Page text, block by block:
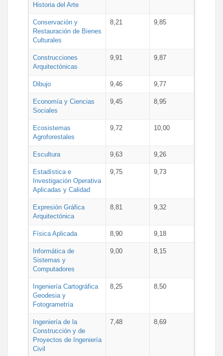
Historia del Arte
Conservación y
Restauración de Bienes
Culturales
8,21 9,85
Construcciones
Arquitectónicas
9,91 9,87
Dibujo 9,46 9,77
Economía y Ciencias
Sociales
9,45 8,95
Ecosistemas
Agroforestales
9,72 10,00
Escultura 9,63 9,26
Estadística e
Investigación Operativa
Aplicadas y Calidad
9,75 9,73
Expresión Gráfica
Arquitectónica
8,81 9,32
Física Aplicada 8,90 9,18
Informática de
Sistemas y
Computadores
9,00 8,15
Ingeniería Cartográfica
Geodesia y
Fotogrametría
8,25 8,50
Ingeniería de la
Construcción y de
Proyectos de Ingeniería
Civil
7,48 8,69